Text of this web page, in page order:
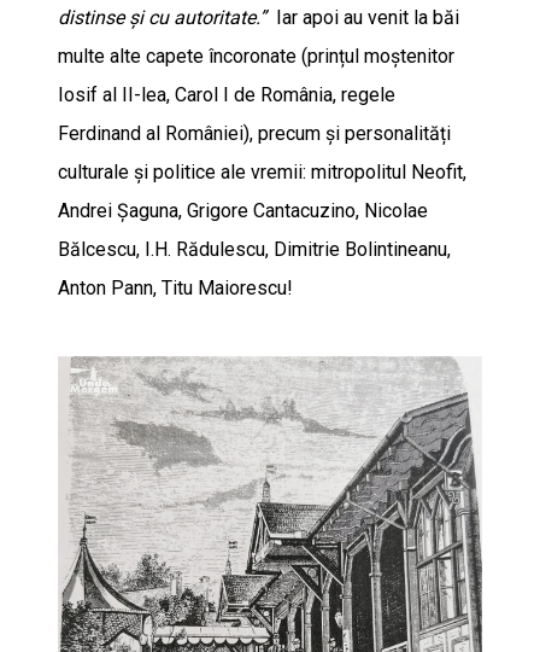
distinse și cu autoritate.” Iar apoi au venit la băi
multe alte capete încoronate (prințul moștenitor
Iosif al II-lea, Carol I de România, regele
Ferdinand al României), precum și personalități
culturale și politice ale vremii: mitropolitul Neofit,
Andrei Șaguna, Grigore Cantacuzino, Nicolae
Bălcescu, I.H. Rădulescu, Dimitrie Bolintineanu,
Anton Pann, Titu Maiorescu!